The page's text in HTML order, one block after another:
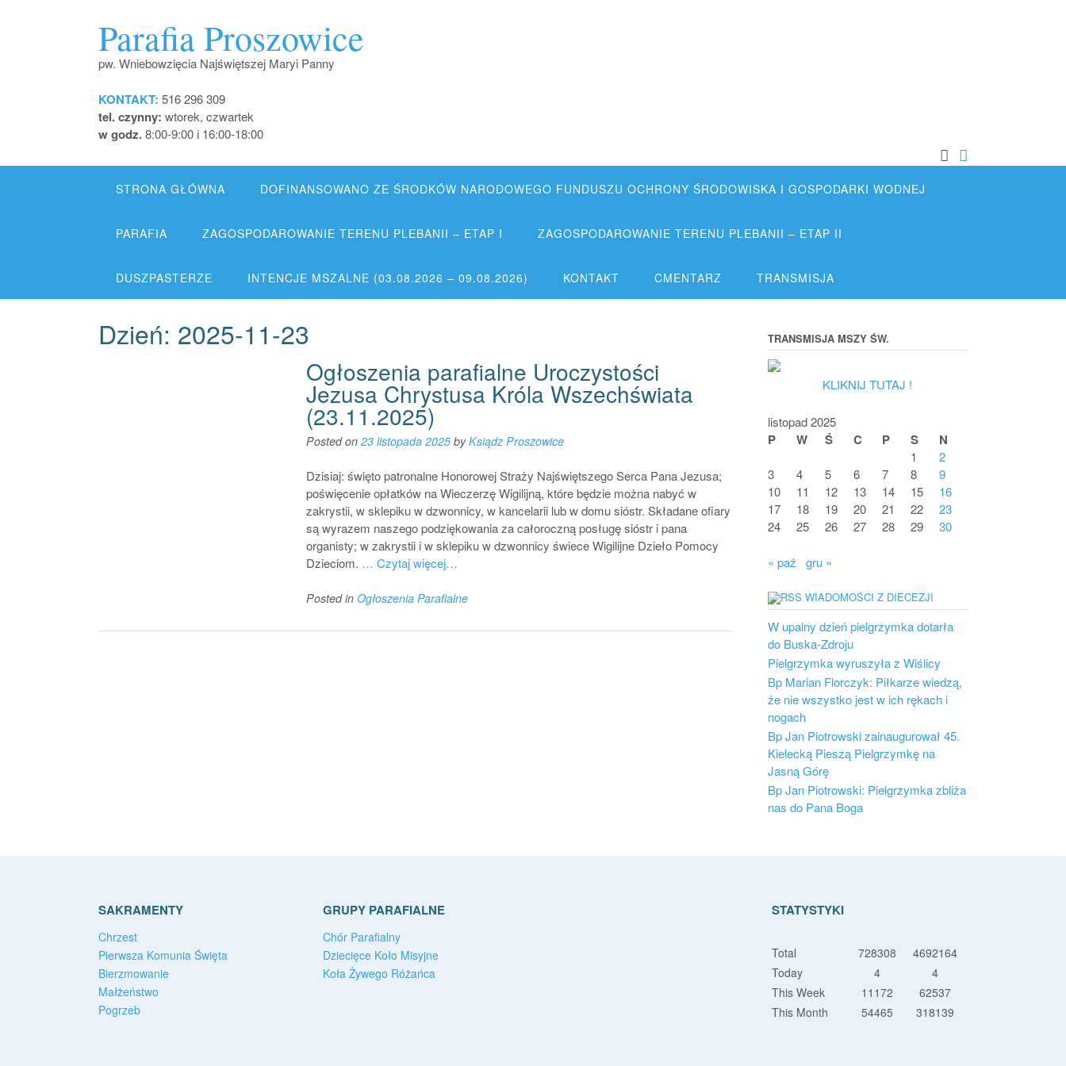
Parafia Proszowice
pw. Wniebowzięcia Najświętszej Maryi Panny
KONTAKT: 516 296 309
tel. czynny: wtorek, czwartek
w godz.8:00-9:00 i 16:00-18:00
STRONA GŁÓWNA DOFINANSOWANO ZE ŚRODKÓW NARODOWEGO FUNDUSZU OCHRONY ŚRODOWISKA I GOSPODARKI WODNEJ
PARAFIA ZAGOSPODAROWANIE TERENU PLEBANII – ETAP I ZAGOSPODAROWANIE TERENU PLEBANII – ETAP II
DUSZPASTERZE INTENCJE MSZALNE (03.08.2026 – 09.08.2026) KONTAKT CMENTARZ TRANSMISJA
Dzień: 2025-11-23
Ogłoszenia parafialne Uroczystości
Jezusa Chrystusa Króla Wszechświata
(23.11.2025)
Posted on 23 listopada 2025byKsiądz Proszowice
Dzisiaj: święto patronalne Honorowej Straży Najświętszego Serca Pana Jezusa;
poświęcenie opłatków na Wieczerzę Wigilijną, które będzie można nabyć w
zakrystii, w sklepiku w dzwonnicy, w kancelarii lub w domu sióstr. Składane ofiary
są wyrazem naszego podziękowania za całoroczną posługę sióstr i pana
organisty; w zakrystii i w sklepiku w dzwonnicy świece Wigilijne Dzieło Pomocy
Dzieciom. … Czytaj więcej…
Posted in Ogłoszenia Parafialne
TRANSMISJA MSZY ŚW.
KLIKNIJ TUTAJ !
listopad 2025
P W Ś C P S N
1
2
3
4 5 6 7 8
9
10
11 12 13 14 15
16
17
18 19 20 21 22
23
24
25 26 27 28 29 30
« paź gru »
WIADOMOŚCI Z DIECEZJI
W upalny dzień pielgrzymka dotarła
do Buska-Zdroju
Pielgrzymka wyruszyła z Wiślicy
Bp Marian Florczyk: Piłkarze wiedzą,
że nie wszystko jest w ich rękach i
nogach
Bp Jan Piotrowski zainaugurował 45.
Kielecką Pieszą Pielgrzymkę na
Jasną Górę
Bp Jan Piotrowski: Pielgrzymka zbliża
nas do Pana Boga
SAKRAMENTY
Chrzest
Pierwsza Komunia Święta
Bierzmowanie
Małżeństwo
Pogrzeb
GRUPY PARAFIALNE
Chór Parafialny
Dziecięce Koło Misyjne
Koła Żywego Różańca
STATYSTYKI
Total 728308
4692164
Today
4
4
This Week
11172
62537
This Month
54465 318139